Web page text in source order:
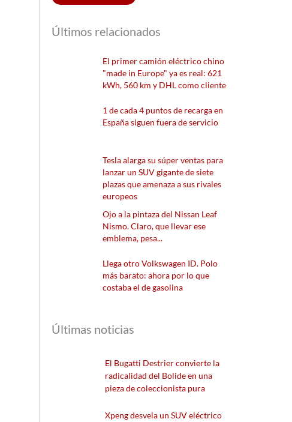
Últimos relacionados
El primer camión eléctrico chino
"made in Europe" ya es real: 621
kWh, 560 km y DHL como cliente
1 de cada 4 puntos de recarga en
España siguen fuera de servicio
Tesla alarga su súper ventas para
lanzar un SUV gigante de siete
plazas que amenaza a sus rivales
europeos
Ojo a la pintaza del Nissan Leaf
Nismo. Claro, que llevar ese
emblema, pesa...
Llega otro Volkswagen ID. Polo
más barato: ahora por lo que
costaba el de gasolina
Últimas noticias
El Bugatti Destrier convierte la
radicalidad del Bolide en una
pieza de coleccionista pura
Xpeng desvela un SUV eléctrico